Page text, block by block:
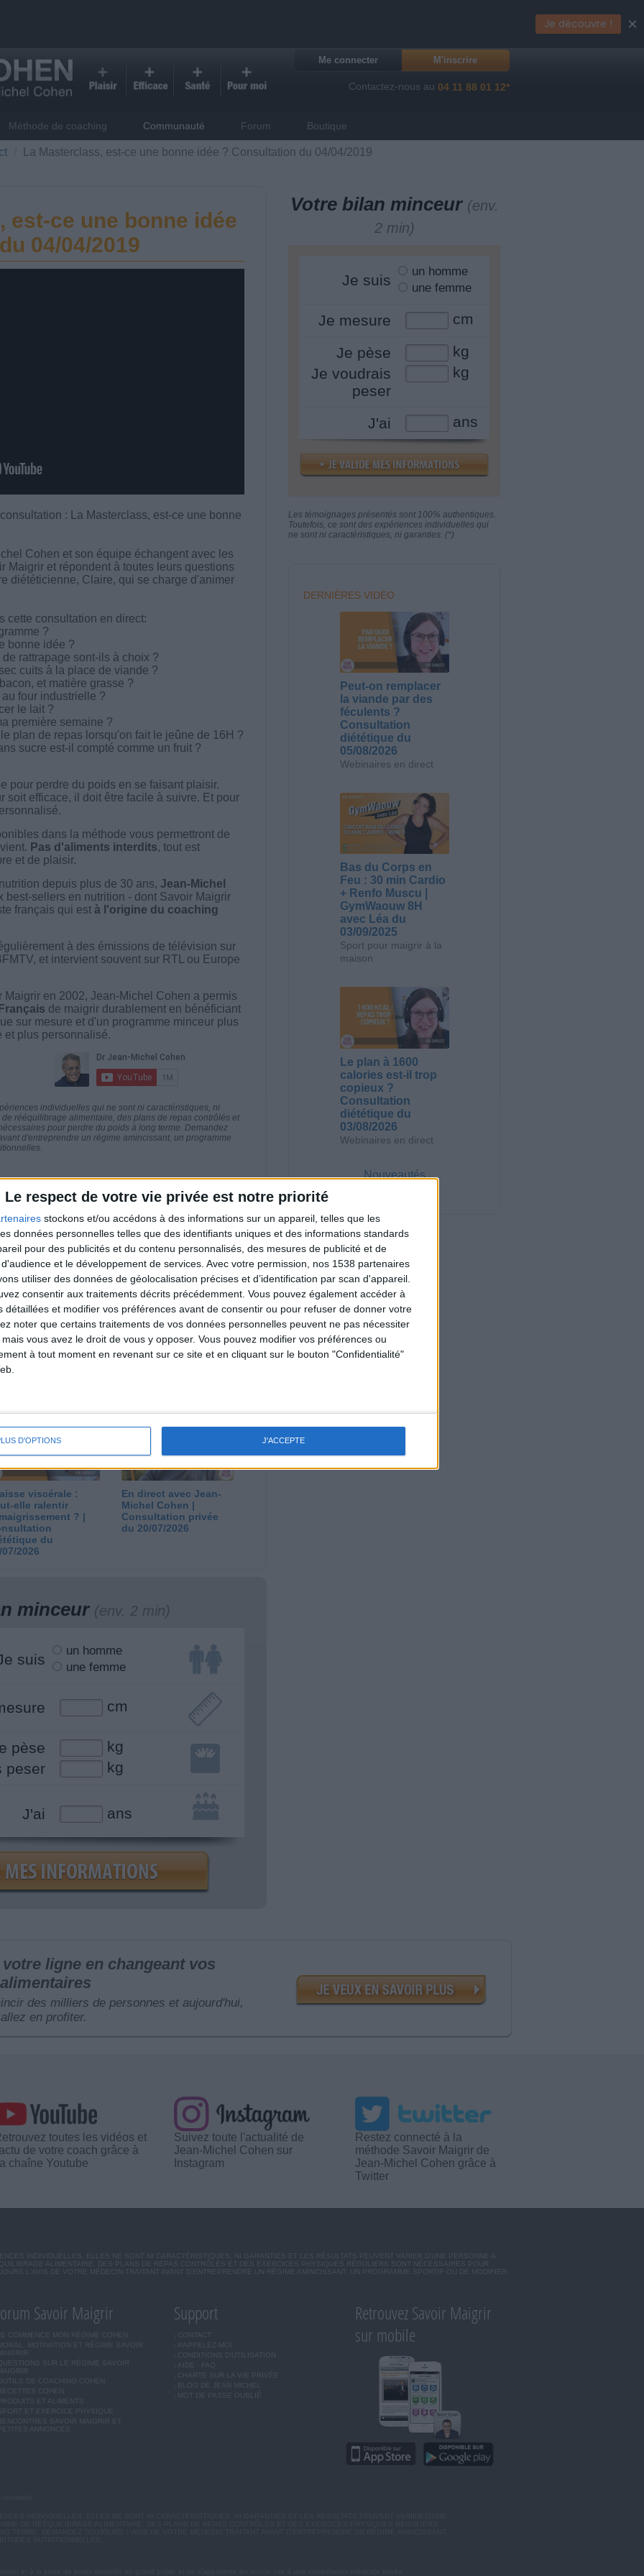
Le respect de votre vie privée est notre priorité
stockons et/ou accédons à des informations sur un appareil, telles que les
données personnelles telles que des identifiants uniques et des informations standards
pour des publicités et du contenu personnalisés, des mesures de publicité et de
et le développement de services. Avec votre permission, nos 1538 partenaires
utiliser des données de géolocalisation précises et d’identification par scan d'appareil.
consentir aux traitements décrits précédemment. Vous pouvez également accéder à
détaillées et modifier vos préférences avant de consentir ou pour refuser de donner votre
noter que certains traitements de vos données personnelles peuvent ne pas nécessiter
vous avez le droit de vous y opposer. Vous pouvez modifier vos préférences ou
à tout moment en revenant sur ce site et en cliquant sur le bouton "Confidentialité"
D'OPTIONS J'ACCEPTE
Me connecter M'inscrire
Contactez-nous au 04 11 88 01 12*
Méthode de coaching Communauté Forum Boutique
La Masterclass, est-ce une bonne idée ? Consultation du 04/04/2019
est-ce une bonne idée
04/04/2019
: La Masterclass, est-ce une bonne
Cohen et son équipe échangent avec les
Maigrir et répondent à toutes leurs questions
diététicienne, Claire, qui se charge d'animer
cette consultation en direct:
?
bonne idée ?
rattrapage sont-ils à choix ?
cuits à la place de viande ?
et matière grasse ?
four industrielle ?
le lait ?
première semaine ?
plan de repas lorsqu'on fait le jeûne de 16H ?
sucre est-il compté comme un fruit ?
pour perdre du poids en se faisant plaisir.
soit efficace, il doit être facile à suivre. Et pour
dans la méthode vous permettront de
Pas d'aliments interdits, tout est
et de plaisir.
depuis plus de 30 ans, Jean-Michel
best-sellers en nutrition - dont Savoir Maigrir
français qui est à l'origine du coaching
à des émissions de télévision sur
et intervient souvent sur RTL ou Europe
Maigrir en 2002, Jean-Michel Cohen a permis
de maigrir durablement en bénéficiant
sur mesure et d'un programme minceur plus
et plus personnalisé.
individuelles qui ne sont ni caractéristiques, ni
rééquilibrage alimentaire, des plans de repas contrôlés et
pour perdre du poids à long terme. Demandez
d'entreprendre un régime amincissant, un programme
Voir tout
en live en participant à des vidéo-
et les diététiciennes du programme.
plan à 1600
est-il trop
viscérale :
elle ralentir
? |
du
07/2026
En direct avec Jean-
Michel Cohen |
Consultation privée
du 20/07/2026
minceur (env. 2 min)
suis
un homme
une femme
cm
pèse
kg
peser
kg
J'ai ans
Votre bilan minceur (env.
2 min)
Je suis
un homme
une femme
Je mesure cm
Je pèse
kg
Je voudrais
peser
kg
J'ai ans
Les témoignages présentés sont 100% authentiques.
Toutefois, ce sont des expériences individuelles qui
ne sont ni caractéristiques, ni garanties. (*)
DERNIÈRES VIDÉO
Peut-on remplacer
la viande par des
féculents ?
Consultation
diététique du
05/08/2026
Webinaires en direct
Bas du Corps en
Feu : 30 min Cardio
+ Renfo Muscu |
GymWaouw 8H
avec Léa du
03/09/2025
Sport pour maigrir à la
maison
Le plan à 1600
calories est-il trop
copieux ?
Consultation
diététique du
03/08/2026
Webinaires en direct
Nouveautés
ligne en changeant vos
des milliers de personnes et aujourd'hui,
en profiter.
toutes les vidéos et
de votre coach grâce à
chaîne Youtube
Suivez toute l'actualité de
Jean-Michel Cohen sur
Instagram
Restez connecté à la
méthode Savoir Maigrir de
Jean-Michel Cohen grâce à
Twitter
INDIVIDUELLES. ELLES NE SONT NI CARACTÉRISTIQUES, NI GARANTIES ET LES RÉSULTATS PEUVENT VARIER D'UNE PERSONNE A
ALIMENTAIRE, DES PLANS DE REPAS CONTRÔLÉS ET DES EXERCICES PHYSIQUES RÉGULIERS SONT NÉCESSAIRES POUR
L'AVIS DE VOTRE MÉDECIN TRAITANT AVANT D'ENTREPRENDRE UN RÉGIME AMINCISSANT, UN PROGRAMME SPORTIF OU DE MODIFIER
Savoir Maigrir
JE COMMENCE MON RÉGIME COHEN
MORAL, MOTIVATION ET RÉGIME SAVOIR
MAIGRIR
QUESTIONS SUR LE RÉGIME SAVOIR
MAIGRIR
OUTILS DE COACHING COHEN
RECETTES COHEN
PRODUITS ET ALIMENTS
SPORT ET EXERCICE PHYSIQUE
RENCONTRES SAVOIR MAIGRIR ET
PETITES ANNONCES
Support
CONTACT
RAPPELEZ-MOI
CONDITIONS D'UTILISATION
AIDE - FAQ
CHARTE SUR LA VIE PRIVÉE
BLOG DE JEAN MICHEL
MOT DE PASSE OUBLIÉ
Retrouvez Savoir Maigrir
sur mobile
Je découvre ! ×